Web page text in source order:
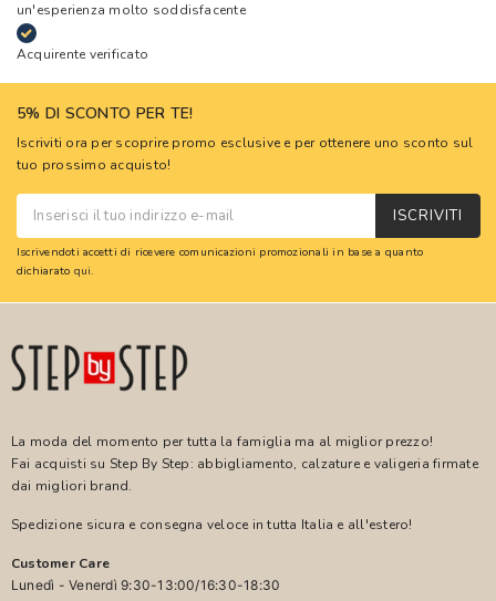
un'esperienza molto soddisfacente
Acquirente verificato
5% DI SCONTO PER TE!
Iscriviti ora per scoprire promo esclusive e per ottenere uno sconto sul
tuo prossimo acquisto!
ISCRIVITI
Iscrivendoti accetti di ricevere comunicazioni promozionali in base a quanto
dichiarato qui.
La moda del momento per tutta la famiglia ma al miglior prezzo!
Fai acquisti su Step By Step: abbigliamento, calzature e valigeria firmate
dai migliori brand.
Spedizione sicura e consegna veloce in tutta Italia e all'estero!
Customer Care
Lunedì - Venerdì 9:30-13:00/16:30-18:30